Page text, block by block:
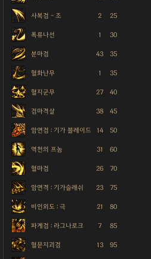
사복검 - 조 2 25
폭류나선 1 30
분마검 43 35
혈화난무 1 35
혈지군무 27 40
검마격살 38 45
암연검 : 기가 블레이드 14 50
역천의 프놈 31 60
혈마검 26 70
암연격 : 기가슬래쉬 23 75
비인외도 : 극 21 80
파계검 : 라그나로크 7 85
혈문지괴검 13 95